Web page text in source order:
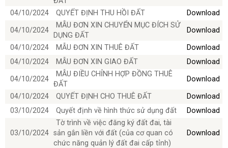
04/10/2024
QUYẾT ĐỊNH THU HỒI ĐẤT
Download
04/10/2024
MẪU ĐƠN XIN CHUYỂN MỤC ĐÍCH SỬ
DỤNG ĐẤT
Download
04/10/2024
MẪU ĐƠN XIN THUÊ ĐẤT
Download
04/10/2024
MẪU ĐƠN XIN GIAO ĐẤT
Download
04/10/2024
MẪU ĐIỀU CHỈNH HỢP ĐỒNG THUÊ
ĐẤT
Download
04/10/2024
QUYẾT ĐỊNH CHO THUÊ ĐẤT
Download
03/10/2024
Quyết định về hình thức sử dụng đất Download
03/10/2024
Tờ trình về việc đăng ký đất đai, tài
sản gắn liền với đất (của cơ quan có
chức năng quản lý đất đai cấp tỉnh)
Download